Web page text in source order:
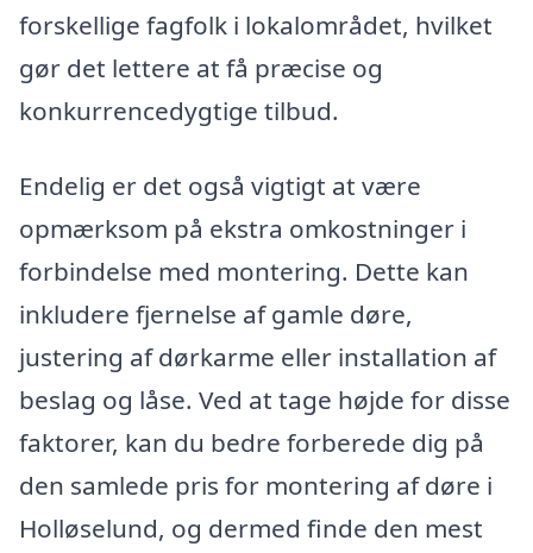
forskellige fagfolk i lokalområdet, hvilket
gør det lettere at få præcise og
konkurrencedygtige tilbud.
Endelig er det også vigtigt at være
opmærksom på ekstra omkostninger i
forbindelse med montering. Dette kan
inkludere fjernelse af gamle døre,
justering af dørkarme eller installation af
beslag og låse. Ved at tage højde for disse
faktorer, kan du bedre forberede dig på
den samlede pris for montering af døre i
Holløselund, og dermed finde den mest